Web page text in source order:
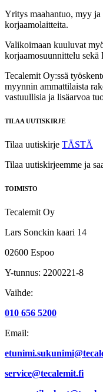
Yritys maahantuo, myy
korjaamolaitteita.
Valikoimaan kuuluvat
korjaamosuunnittelu sekä
Tecalemit Oy:ssä
myynnin ammattilaista
vastuullisia ja lisäarvoa
TILAA UUTISKIRJE
Tilaa uutiskirje TÄSTÄ
Tilaa uutiskirjeemme ja
TOIMISTO
Tecalemit Oy
Lars Sonckin kaari 14
02600 Espoo
Y-tunnus: 2200221-8
Vaihde:
010 656 5200
Email:
service@tecalemit.fi